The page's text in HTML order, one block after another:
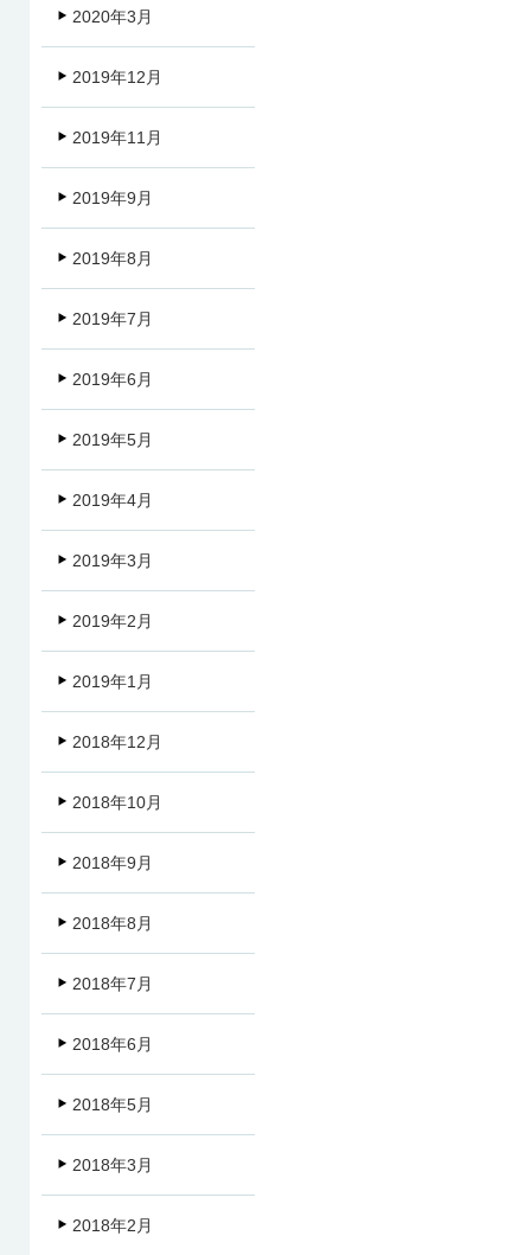
2020年3月
2019年12月
2019年11月
2019年9月
2019年8月
2019年7月
2019年6月
2019年5月
2019年4月
2019年3月
2019年2月
2019年1月
2018年12月
2018年10月
2018年9月
2018年8月
2018年7月
2018年6月
2018年5月
2018年3月
2018年2月